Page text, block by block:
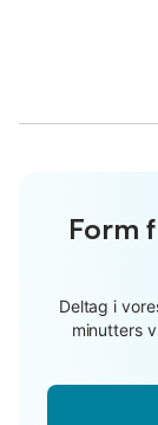
Form
Deltag i
minutters